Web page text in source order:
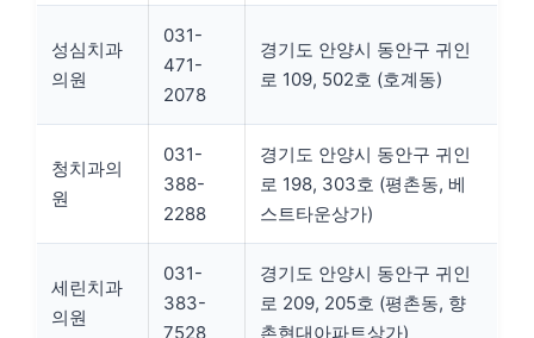
성심치과
의원
031-
471-
2078
경기도 안양시 동안구 귀인
로 109, 502호 (호계동)
청치과의
원
031-
388-
2288
경기도 안양시 동안구 귀인
로 198, 303호 (평촌동, 베
스트타운상가)
세린치과
의원
031-
383-
7528
경기도 안양시 동안구 귀인
로 209, 205호 (평촌동, 향
촌현대아파트상가)